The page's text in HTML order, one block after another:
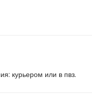
курьером или в пвз.